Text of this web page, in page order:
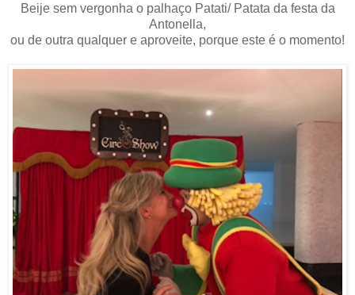
Beije sem vergonha o palhaço Patati/ Patata da festa da
Antonella,
ou de outra qualquer e aproveite, porque este é o momento!